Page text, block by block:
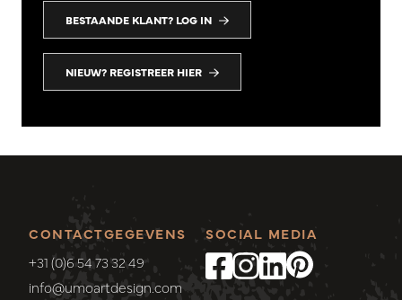
BESTAANDE KLANT? LOG IN
NIEUW? REGISTREER HIER
CONTACTGEGEVENS
+31 (0)6 54 73 32 49
info@umoartdesign.com
SOCIAL MEDIA